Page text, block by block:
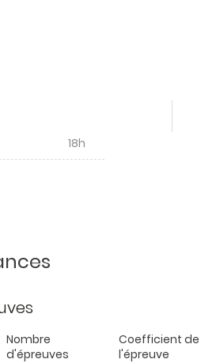
18h
Nombre
d'épreuves
Coefficient de
l'épreuve